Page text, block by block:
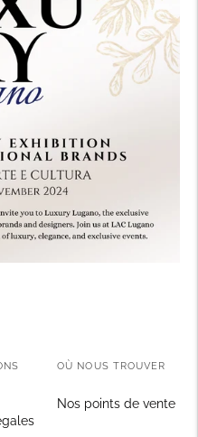
OÙ NOUS TROUVER
Nos points de vente